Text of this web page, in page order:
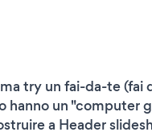
try un fai-da-te (fai
hanno un "computer
a Header